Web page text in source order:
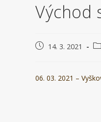
Východ
Příspěvek
14. 3. 2021
06. 03. 2021 –